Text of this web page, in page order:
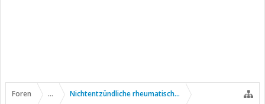
Foren ... Nichtentzündliche rheumatische Erkrankungen